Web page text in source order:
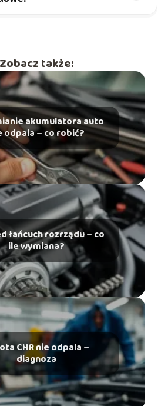
Zobacz także:
akumulatora auto
odpala – co robić?
łańcuch rozrządu – co
ile wymiana?
CHR nie odpala –
diagnoza